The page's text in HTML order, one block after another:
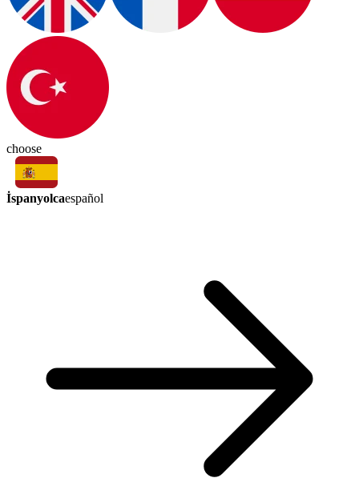
choose
İspanyolcaespañol